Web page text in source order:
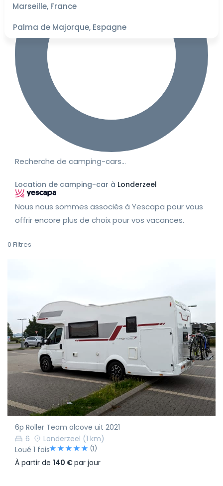
Marseille, France
Palma de Majorque, Espagne
tarifs
Recherche de camping-cars…
Location de camping-car à Londerzeel
Nous nous sommes associés à Yescapa pour vous
offrir encore plus de choix pour vos vacances.
0 Filtres
6p Roller Team alcove uit 2021
6
Londerzeel (1 km)
Loué 1 fois
(1)
À partir de 140 €par jour